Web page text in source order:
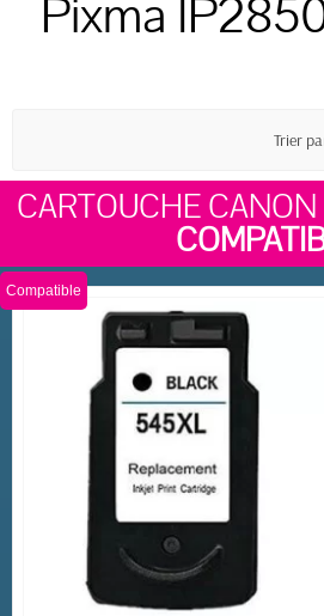
Pixma
Trier
CARTOUCHE
Compatible